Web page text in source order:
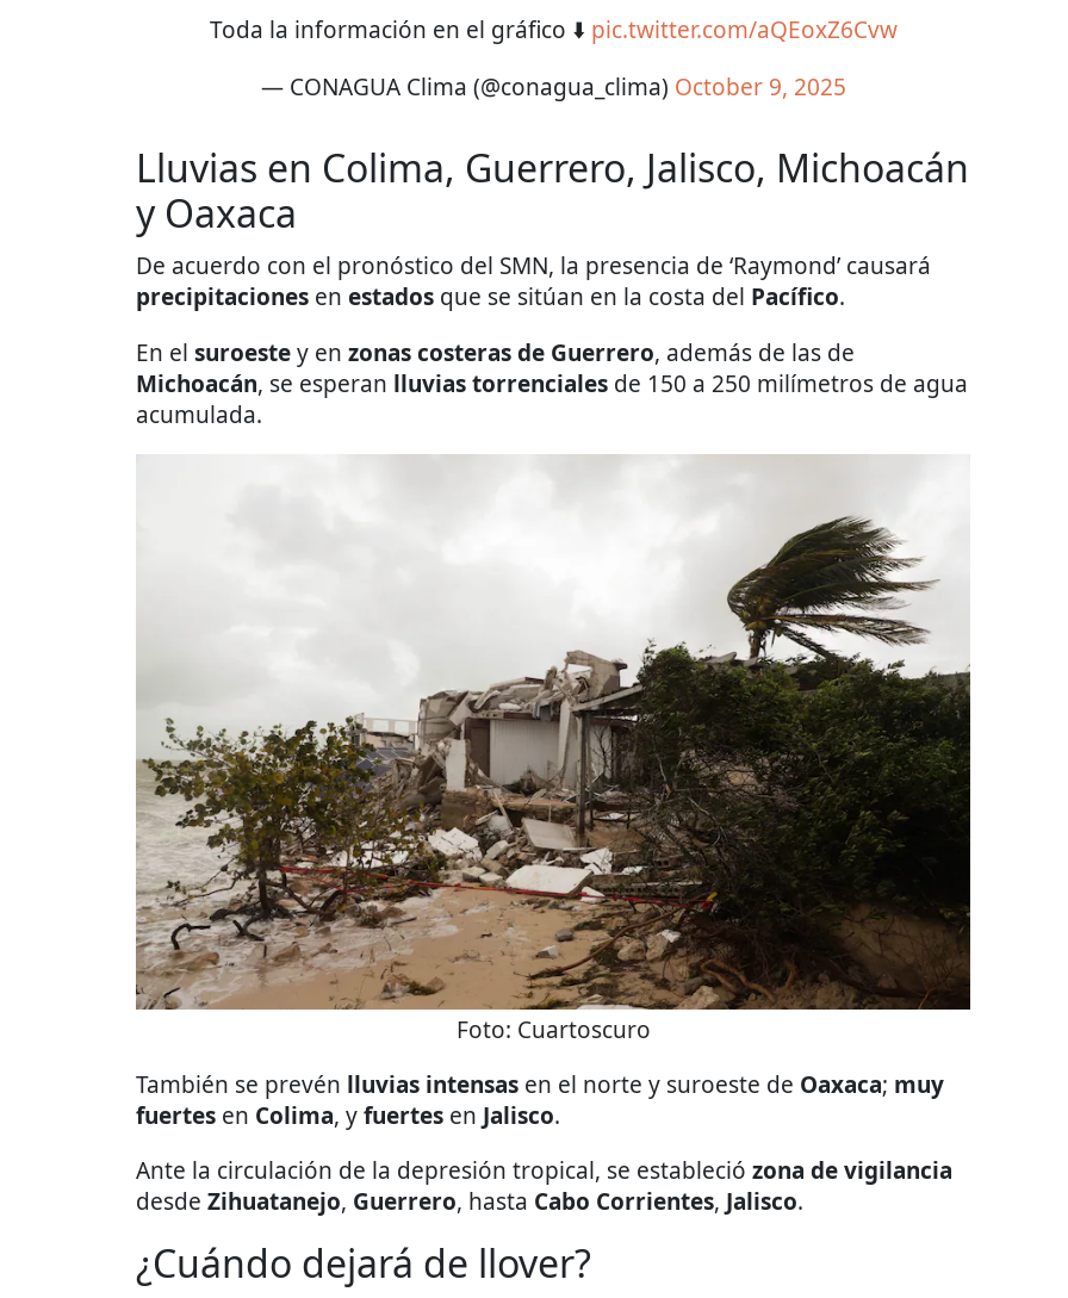
Toda la información en el gráfico ⬇️ pic.twitter.com/aQEoxZ6Cvw
— CONAGUA Clima (@conagua_clima) October 9, 2025
Lluvias en Colima, Guerrero, Jalisco, Michoacán
y Oaxaca
De acuerdo con el pronóstico del SMN, la presencia de ‘Raymond’ causará
precipitaciones en estados que se sitúan en la costa del Pacífico.
En el suroestey en zonas costeras de Guerrero, además de las de
Michoacán, se esperan lluvias torrenciales de 150 a 250 milímetros de agua
acumulada.
Foto: Cuartoscuro
También se prevén lluvias intensas en el norte y suroeste de Oaxaca; muy
fuertes en Colima, yfuertes en Jalisco.
Ante la circulación de la depresión tropical, se estableció zona de vigilancia
desde Zihuatanejo, Guerrero, hasta Cabo Corrientes, Jalisco.
¿Cuándo dejará de llover?